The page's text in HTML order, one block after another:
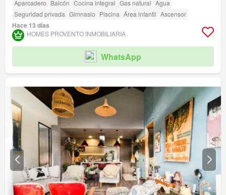
Aparcadero Balcón Cocina integral Gas natural Agua
Seguridad privada Gimnasio Piscina Área infantil Ascensor
Hace 13 días
HOMES PROVENTO INMOBILIARIA
WhatsApp